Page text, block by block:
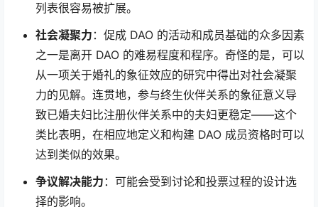
列表很容易被扩展。
社会凝聚力 ：促成 DAO 的活动和成员基础的众多因素
之一是离开 DAO 的难易程度和程序。奇怪的是，可以
从一项关于婚礼的象征效应的研究中得出对社会凝聚
力的见解。连贯地，参与终生伙伴关系的象征意义导
致已婚夫妇比注册伙伴关系中的夫妇更稳定——这个
类比表明，在相应地定义和构建 DAO 成员资格时可以
达到类似的效果。
争议解决能力 ：可能会受到讨论和投票过程的设计选
择的影响。